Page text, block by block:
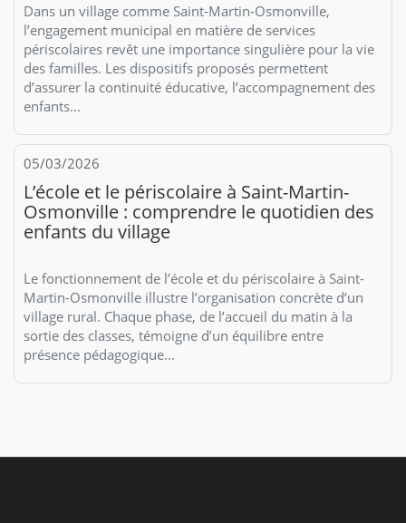
Dans un village comme Saint-Martin-Osmonville,
l’engagement municipal en matière de services
périscolaires revêt une importance singulière pour la vie
des familles. Les dispositifs proposés permettent
d’assurer la continuité éducative, l’accompagnement des
enfants...
05/03/2026
L’école et le périscolaire à Saint-Martin-
Osmonville : comprendre le quotidien des
enfants du village
Le fonctionnement de l’école et du périscolaire à Saint-
Martin-Osmonville illustre l’organisation concrète d’un
village rural. Chaque phase, de l’accueil du matin à la
sortie des classes, témoigne d’un équilibre entre
présence pédagogique...